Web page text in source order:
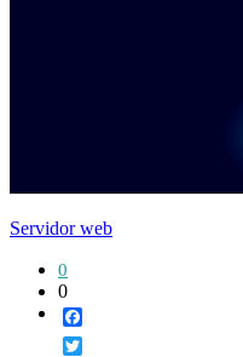
Servidor web
0
0